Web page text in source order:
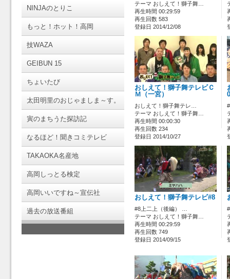
NINJAのとりこ
もっと！ホット！高岡
技WAZA
GEIBUN 15
ちょいたび
太田明里のおじゃましま～す。
寅のまちうた探訪記
なるほど！聞きコミテレビ
TAKAOKA名産地
高岡しっとる検定
高岡いいですね～宣伝社
過去の放送番組
テーマ おしえて！獅子舞…
再生時間 00:29:59
再生回数 583
登録日 2014/12/08
おしえて！獅子舞テレビＣ
Ｍ（一宮）
おしえて！獅子舞テレ…
テーマ おしえて！獅子舞…
再生時間 00:00:30
再生回数 234
登録日 2014/10/27
0
おしえて！獅子舞テレビ#8
#8上二上（後編） …
テーマ おしえて！獅子舞…
再生時間 00:29:59
再生回数 749
登録日 2014/09/15